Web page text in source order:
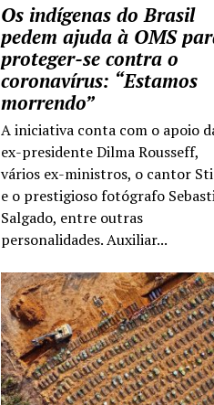
Os indígenas do Brasil
pedem ajuda à OMS
proteger-se contra o
coronavírus: “Estamos
morrendo”
A iniciativa conta com o apoio
ex-presidente Dilma Rousseff,
vários ex-ministros, o cantor
e o prestigioso fotógrafo
Salgado, entre outras
personalidades. Auxiliar...